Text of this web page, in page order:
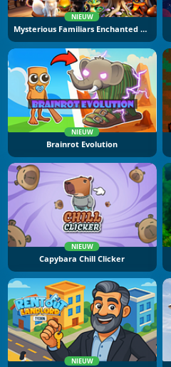
NIEUW
Mysterious Familiars Enchanted Bestiary
NIEUW
Brainrot Evolution
NIEUW
Capybara Chill Clicker
NIEUW